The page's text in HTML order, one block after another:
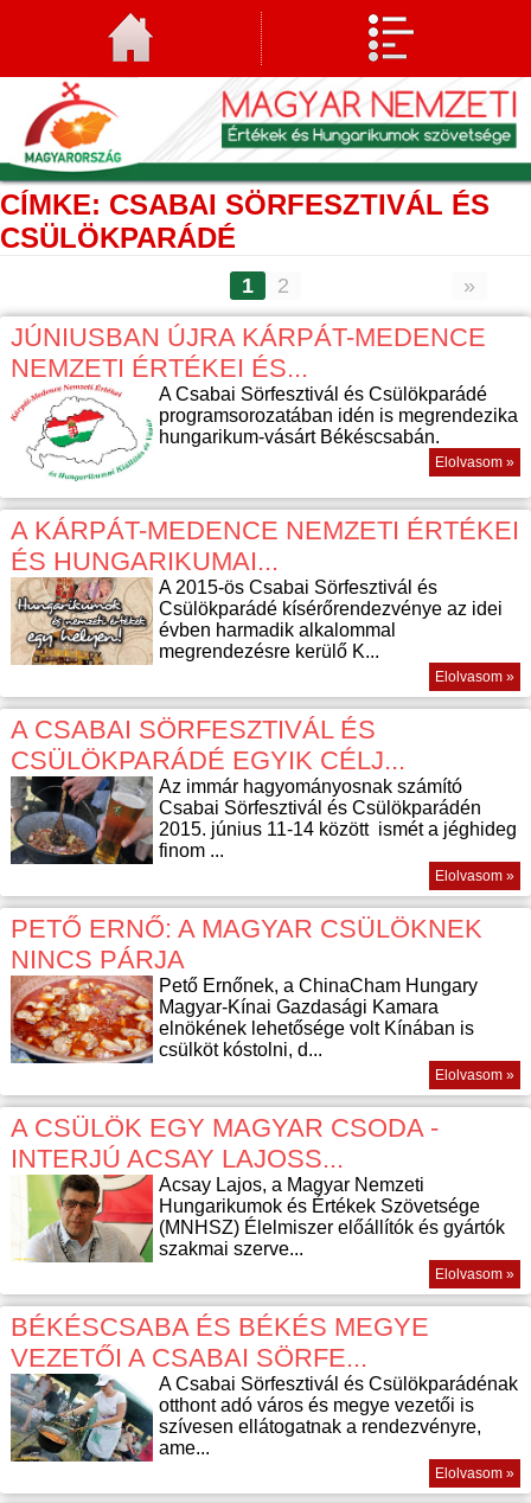
CÍMKE: CSABAI SÖRFESZTIVÁL ÉS
CSÜLÖKPARÁDÉ
1 2 »
JÚNIUSBAN ÚJRA KÁRPÁT-MEDENCE
NEMZETI ÉRTÉKEI ÉS...
A Csabai Sörfesztivál és Csülökparádé
programsorozatában idén is megrendezika
hungarikum-vásárt Békéscsabán.
Elolvasom »
A KÁRPÁT-MEDENCE NEMZETI ÉRTÉKEI
ÉS HUNGARIKUMAI...
A 2015-ös Csabai Sörfesztivál és
Csülökparádé kísérőrendezvénye az idei
évben harmadik alkalommal
megrendezésre kerülő K...
Elolvasom »
A CSABAI SÖRFESZTIVÁL ÉS
CSÜLÖKPARÁDÉ EGYIK CÉLJ...
Az immár hagyományosnak számító
Csabai Sörfesztivál és Csülökparádén
2015. június 11-14 között ismét a jéghideg
finom ...
Elolvasom »
PETŐ ERNŐ: A MAGYAR CSÜLÖKNEK
NINCS PÁRJA
Pető Ernőnek, a ChinaCham Hungary
Magyar-Kínai Gazdasági Kamara
elnökének lehetősége volt Kínában is
csülköt kóstolni, d...
Elolvasom »
A CSÜLÖK EGY MAGYAR CSODA -
INTERJÚ ACSAY LAJOSS...
Acsay Lajos, a Magyar Nemzeti
Hungarikumok és Értékek Szövetsége
(MNHSZ) Élelmiszer előállítók és gyártók
szakmai szerve...
Elolvasom »
BÉKÉSCSABA ÉS BÉKÉS MEGYE
VEZETŐI A CSABAI SÖRFE...
A Csabai Sörfesztivál és Csülökparádénak
otthont adó város és megye vezetői is
szívesen ellátogatnak a rendezvényre,
ame...
Elolvasom »